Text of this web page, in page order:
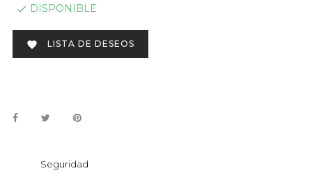
 DISPONIBLE
 LISTA DE DESEOS
Seguridad